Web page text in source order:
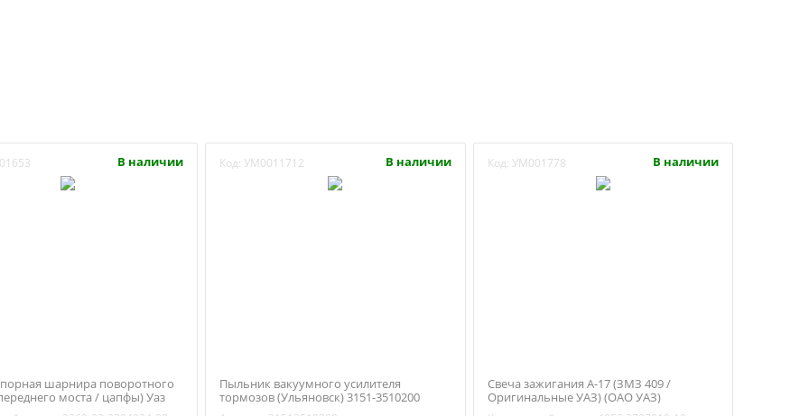
В наличии
шарнира поворотного
моста / цапфы) Уаз
Код: УМ0011712 В наличии
Пыльник вакуумного усилителя
тормозов (Ульяновск) 3151-3510200
Код: УМ001778 В наличии
Свеча зажигания А-17 (ЗМЗ 409 /
Оригинальные УАЗ) (ОАО УАЗ)